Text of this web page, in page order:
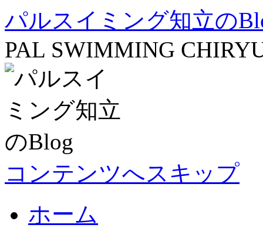
パルスイミング知立の
PAL SWIMMING
コンテンツへスキップ
ホーム